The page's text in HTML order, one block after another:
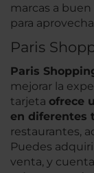
marcas a
para
Paris
Paris
mejorar la
tarjeta ofrece
en diferentes
restaurantes,
Puedes
venta, y